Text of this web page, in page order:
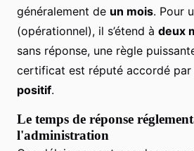
généralement de un mois. Pour
(opérationnel), il s’étend à deux
sans réponse, une règle
certificat est réputé accordé par
positif.
Le temps de réponse
l'administration